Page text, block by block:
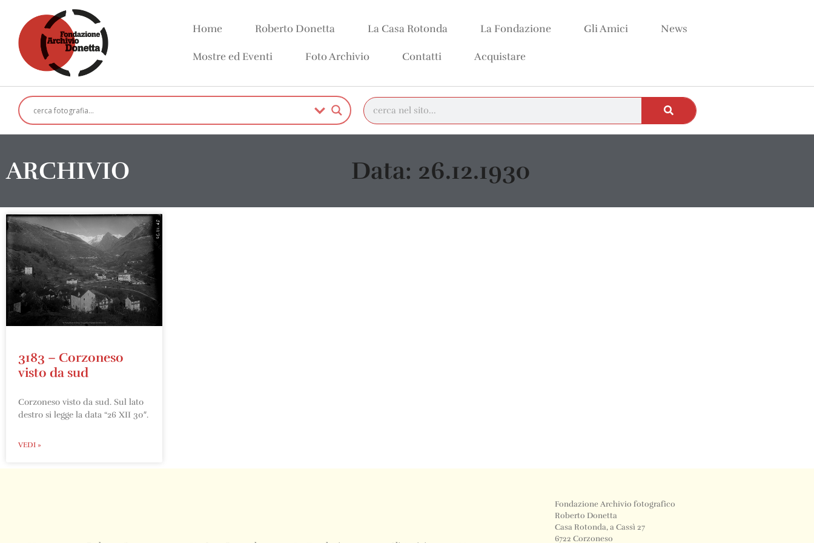
Home Roberto Donetta La Casa Rotonda La Fondazione Gli Amici News
Mostre ed Eventi Foto Archivio Contatti Acquistare
ARCHIVIO Data: 26.12.1930
3183 – Corzoneso
visto da sud
Corzoneso visto da sud. Sul lato
destro si legge la data “26 XII 30″.
VEDI »
Fondazione Archivio fotografico
Roberto Donetta
Casa Rotonda, a Cassì 27
6722 Corzoneso